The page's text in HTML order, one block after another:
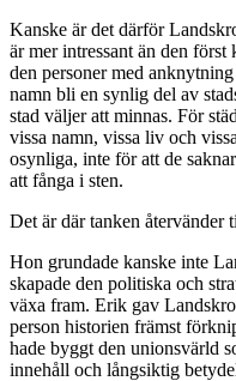
Kanske är det därför
är mer intressant än den
den personer med
namn bli en synlig del av
stad väljer att minnas. För
vissa namn, vissa liv och
osynliga, inte för att de
att fånga i sten.
Det är där tanken återvänder
Hon grundade kanske inte
skapade den politiska och
växa fram. Erik gav
person historien främst
hade byggt den unionsvärld
innehåll och långsiktig